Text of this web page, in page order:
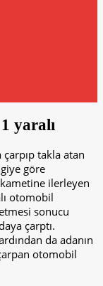
yaralı
takla atan
göre
ilerleyen
otomobil
sonucu
çarptı.
da adanın
otomobil